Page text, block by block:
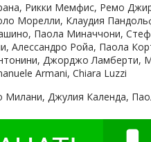
Рикки Мемфис, Ремо
Морелли, Клаудия
Паола Миначчони,
Алессандро Ройа, Паола
Джорджо Ламберти,
Armani, Chiara Luzzi
Милани, Джулия Календа,